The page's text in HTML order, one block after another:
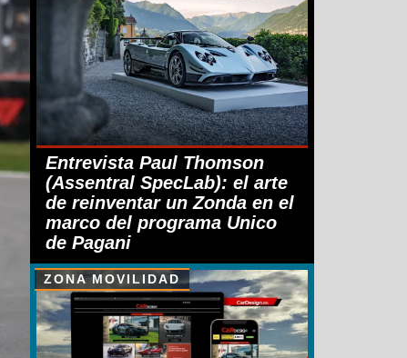
Entrevista Paul Thomson
(Assentral SpecLab): el arte
de reinventar un Zonda en el
marco del programa Unico
de Pagani
ZONA MOVILIDAD